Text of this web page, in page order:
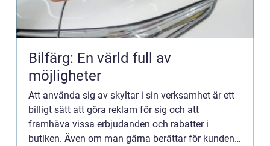
Bilfärg: En värld full av
möjligheter
Att använda sig av skyltar i sin verksamhet är ett
billigt sätt att göra reklam för sig och att
framhäva vissa erbjudanden och rabatter i
butiken. Även om man gärna berättar för kunden